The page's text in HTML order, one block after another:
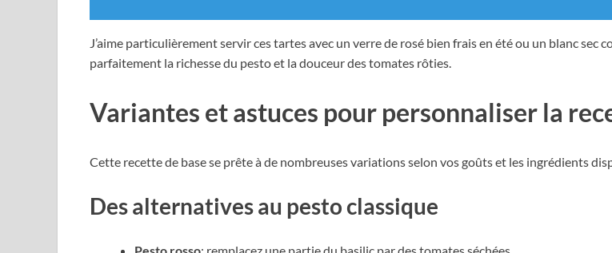
J’aime particulièrement servir ces tartes avec un verre de rosé bien frais en été ou un blanc sec
parfaitement la richesse du pesto et la douceur des tomates rôties.
Variantes et astuces pour personnaliser la
Cette recette de base se prête à de nombreuses variations selon vos goûts et les ingrédients
Des alternatives au pesto classique